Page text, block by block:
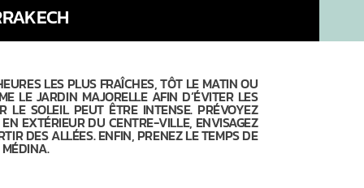
LES PLUS FRAÎCHES, TÔT LE MATIN OU
LE JARDIN MAJORELLE AFIN D’ÉVITER LES
LE SOLEIL PEUT ÊTRE INTENSE. PRÉVOYEZ
EXTÉRIEUR DU CENTRE-VILLE, ENVISAGEZ
DES ALLÉES. ENFIN, PRENEZ LE TEMPS DE